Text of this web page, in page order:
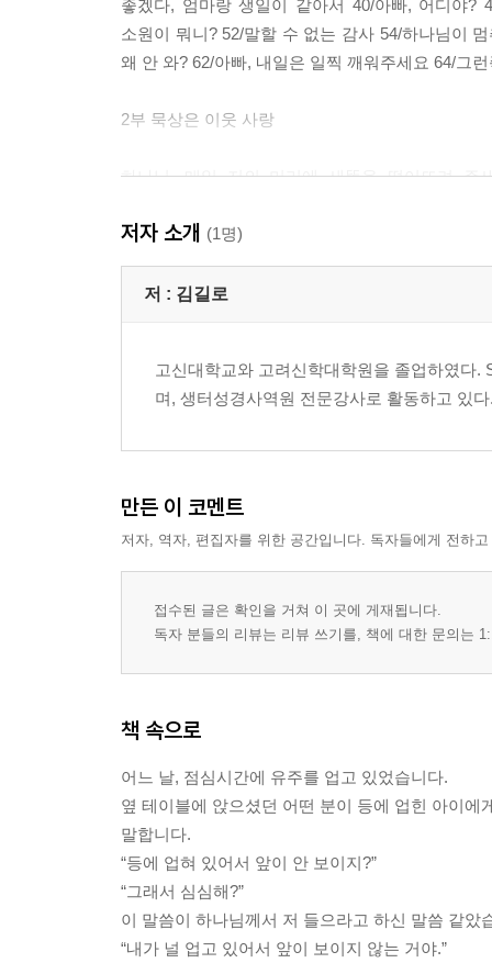
좋겠다, 엄마랑 생일이 같아서 40/아빠, 어디야?
소원이 뭐니? 52/말할 수 없는 감사 54/하나님이
왜 안 와? 62/아빠, 내일은 일찍 깨워주세요 64/그
2부 묵상은 이웃 사랑
하나님, 매일 저의 머리에 새똥을 떨어뜨려 주
요구하는 건? 96/아내를 향한 아가(雅歌) 99/간
노란 리본의 기적을 달다109/근데 왜 엄마는 아빠
사셨어요? 117/범사에 칭찬하십시오 120/목사
3부 묵상은 제자 훈련
169/내가 가야 할 곳 173/목사는 현실적인 사람이
신다 181/꿈과 비전 184/그 부르심 앞에 187/최
하나님께 보내심을 받은 사람 200/후회 없는삶
208/참 성도가 되고 싶습니다 211/하나님의 기쁨
이 하찮은 음식 223/베드로처럼 물 위를 걷고싶습
/에필로그/236
저자 소개 (1명)
저 : 김길로
고신대학교와 고려신학대학원을 졸업하였다
며, 생터성경사역원 전문강사로 활동하고 있
만든 이 코멘트
저자, 역자, 편집자를 위한 공간입니다. 독자들에게 전하
접수된 글은 확인을 거쳐 이 곳에 게재됩니다.
독자 분들의 리뷰는 리뷰 쓰기를, 책에 대한 문의는
책 속으로
어느 날, 점심시간에 유주를 업고 있었습니다.
옆 테이블에 앉으셨던 어떤 분이 등에 업힌 아이에
말합니다.
“등에 업혀 있어서 앞이 안 보이지?”
“그래서 심심해?”
이 말씀이 하나님께서 저 들으라고 하신 말씀 같았
“내가 널 업고 있어서 앞이 보이지 않는 거야.”